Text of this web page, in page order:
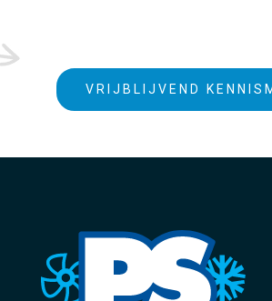
VRIJBLIJVEND